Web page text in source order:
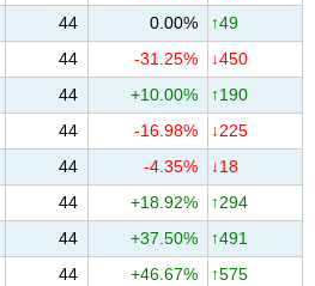
44 0.00%
↑49
44 -31.25%
↓450
44 +10.00%
↑190
44 -16.98%
↓225
44 -4.35%
↓18
44 +18.92%
↑294
44 +37.50%
↑491
44 +46.67%
↑575